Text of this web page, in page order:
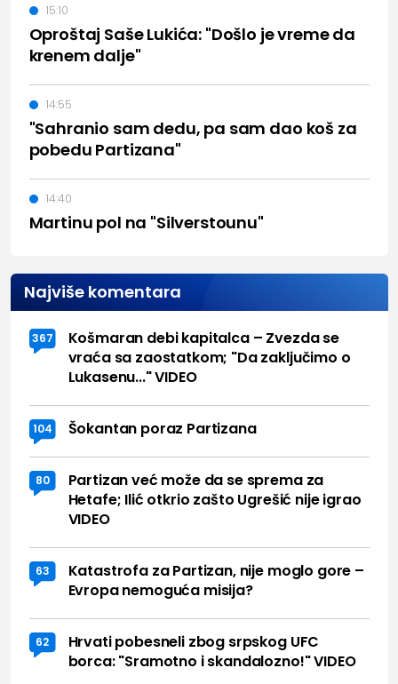
Oproštaj Saše Lukića: "Došlo je vreme da
krenem dalje"
15:10
"Sahranio sam dedu, pa sam dao koš za
pobedu Partizana"
14:55
Martinu pol na "Silverstounu"
14:40
Najviše komentara
367
Košmaran debi kapitalca – Zvezda se
vraća sa zaostatkom; "Da zaključimo o
Lukasenu..." VIDEO
104 Šokantan poraz Partizana
80
Partizan već može da se sprema za
Hetafe; Ilić otkrio zašto Ugrešić nije igrao
VIDEO
63
Katastrofa za Partizan, nije moglo gore –
Evropa nemoguća misija?
62
Hrvati pobesneli zbog srpskog UFC
borca: "Sramotno i skandalozno!" VIDEO